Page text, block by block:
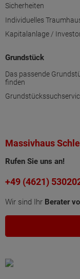
Sicherheiten
Individuelles
Kapitalanlage /
Grundstück
Das passende
finden
Massivhaus
Rufen Sie uns an!
+49 (4621)
Wir sind Ihr Berater